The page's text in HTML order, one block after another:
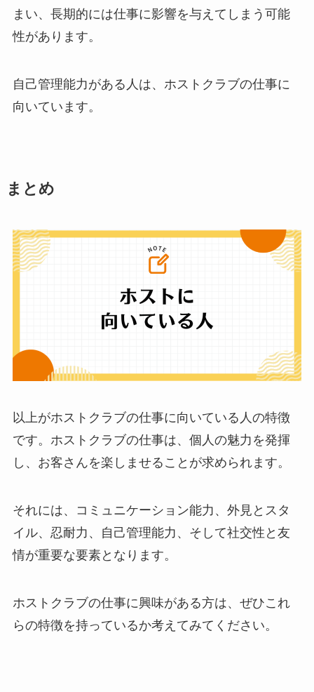
まい、長期的には仕事に影響を与えてしまう可能
性があります。
自己管理能力がある人は、ホストクラブの仕事に
向いています。
まとめ
以上がホストクラブの仕事に向いている人の特徴
です。ホストクラブの仕事は、個人の魅力を発揮
し、お客さんを楽しませることが求められます。
それには、コミュニケーション能力、外見とスタ
イル、忍耐力、自己管理能力、そして社交性と友
情が重要な要素となります。
ホストクラブの仕事に興味がある方は、ぜひこれ
らの特徴を持っているか考えてみてください。